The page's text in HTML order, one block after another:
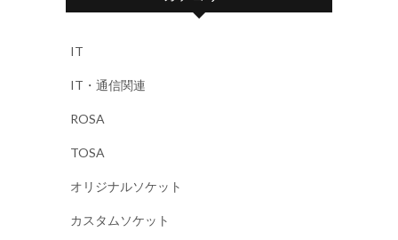
IT
IT・通信関連
ROSA
TOSA
オリジナルソケット
カスタムソケット